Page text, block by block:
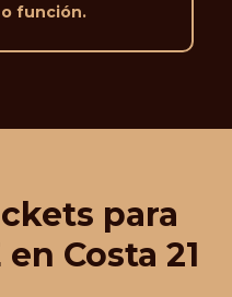
función.
para
Costa 21